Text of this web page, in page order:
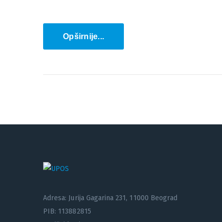
Opširnije...
Adresa: Jurija Gagarina 231, 11000 Beograd
PIB: 113882815